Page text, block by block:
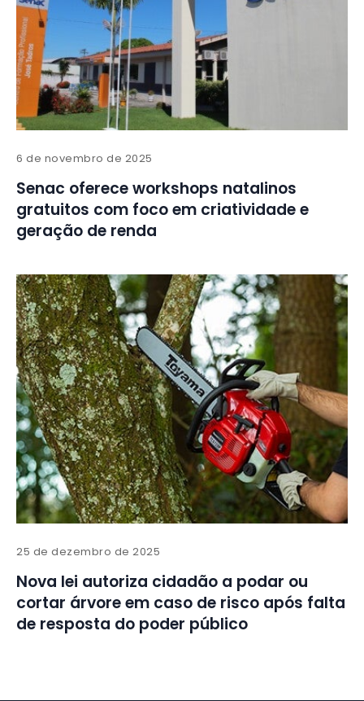
6 de novembro de 2025
Senac oferece workshops natalinos
gratuitos com foco em criatividade e
geração de renda
25 de dezembro de 2025
Nova lei autoriza cidadão a podar ou
cortar árvore em caso de risco após falta
de resposta do poder público